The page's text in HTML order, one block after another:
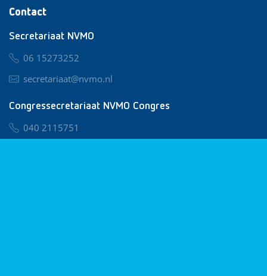
Contact
Secretariaat NVMO
06 15273252
secretariaat@nvmo.nl
Congressecretariaat NVMO Congres
040 2115751